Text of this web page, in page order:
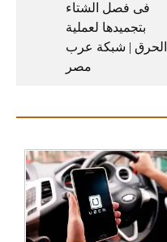
فى فصل الشتاء
بتجميدها لعملية
الحرق | شبكة عرب
مصر